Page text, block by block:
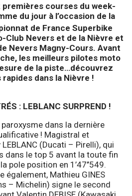
courses du week-
du jour à l’occasion de la
de France Superbike
Club Nevers et de la Nièvre et
Nevers Magny-Cours. Avant
les meilleurs pilotes moto
de la piste…découvrez
dans la Nièvre !
: LEBLANC SURPREND !
dans la dernière
! Magistral et
(Ducati – Pirelli), qui
dans le top 5 avant la toute fin
pole position en 1’47’’549.
également, Mathieu GINES
– Michelin) signe le second